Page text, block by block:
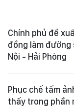
Chính phủ đề
đồng làm đường
Nội - Hải Phòng
Phục chế tấm
thấy trong phần